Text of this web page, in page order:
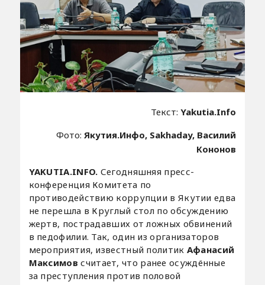
Текст:Yakutia.Info
Фото: Якутия.Инфо, Sakhaday, Василий
Кононов
YAKUTIA.INFO. Сегодняшняя пресс-
конференция Комитета по
противодействию коррупции в Якутии едва
не перешла в Круглый стол по обсуждению
жертв, пострадавших от ложных обвинений
в педофилии. Так, один из организаторов
мероприятия, известный политик Афанасий
Максимов считает, что ранее осуждённые
за преступления против половой